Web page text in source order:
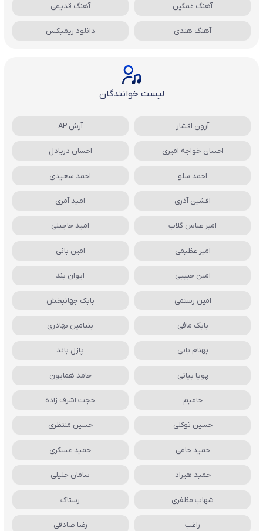
آهنگ غمگین آهنگ قدیمی
آهنگ هندی دانلود ریمیکس
لیست خوانندگان
آرون افشار آرش AP
احسان خواجه امیری احسان دریادل
احمد سلو احمد سعیدی
افشین آذری امید آمری
امیر عباس گلاب امید حاجیلی
امیر عظیمی امین بانی
امین حبیبی ایوان بند
امین رستمی بابک جهانبخش
بابک مافی بنیامین بهادری
بهنام بانی پازل باند
پویا بیاتی حامد همایون
حامیم حجت اشرف زاده
حسین توکلی حسین منتظری
حمید حامی حمید عسکری
حمید هیراد سامان جلیلی
شهاب مظفری رستاک
راغب رضا صادقی